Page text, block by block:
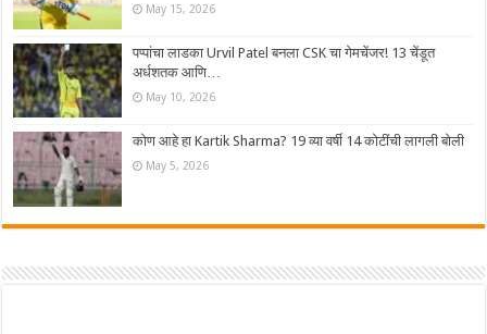
May 15, 2026
पप्पांचा लाडका Urvil Patel बनला CSK चा गेमचेंजर! 13 चेंडूत
अर्धशतक आणि…
May 10, 2026
कोण आहे हा Kartik Sharma? 19 व्या वर्षी 14 कोटींची लागली बोली
May 5, 2026